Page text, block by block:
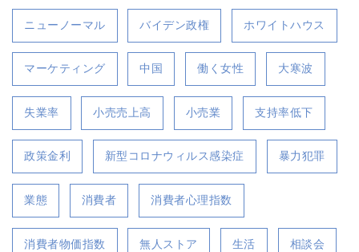
ニューノーマル バイデン政権 ホワイトハウス
マーケティング 中国 働く女性 大寒波
失業率 小売売上高 小売業 支持率低下
政策金利 新型コロナウィルス感染症 暴力犯罪
業態 消費者 消費者心理指数
消費者物価指数 無人ストア 生活 相談会